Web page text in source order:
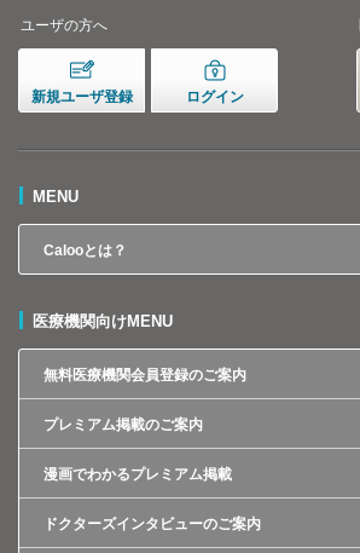
ユーザの方へ
新規ユーザ登録 ログイン
MENU
Calooとは？
医療機関向けMENU
無料医療機関会員登録のご案内
プレミアム掲載のご案内
漫画でわかるプレミアム掲載
ドクターズインタビューのご案内